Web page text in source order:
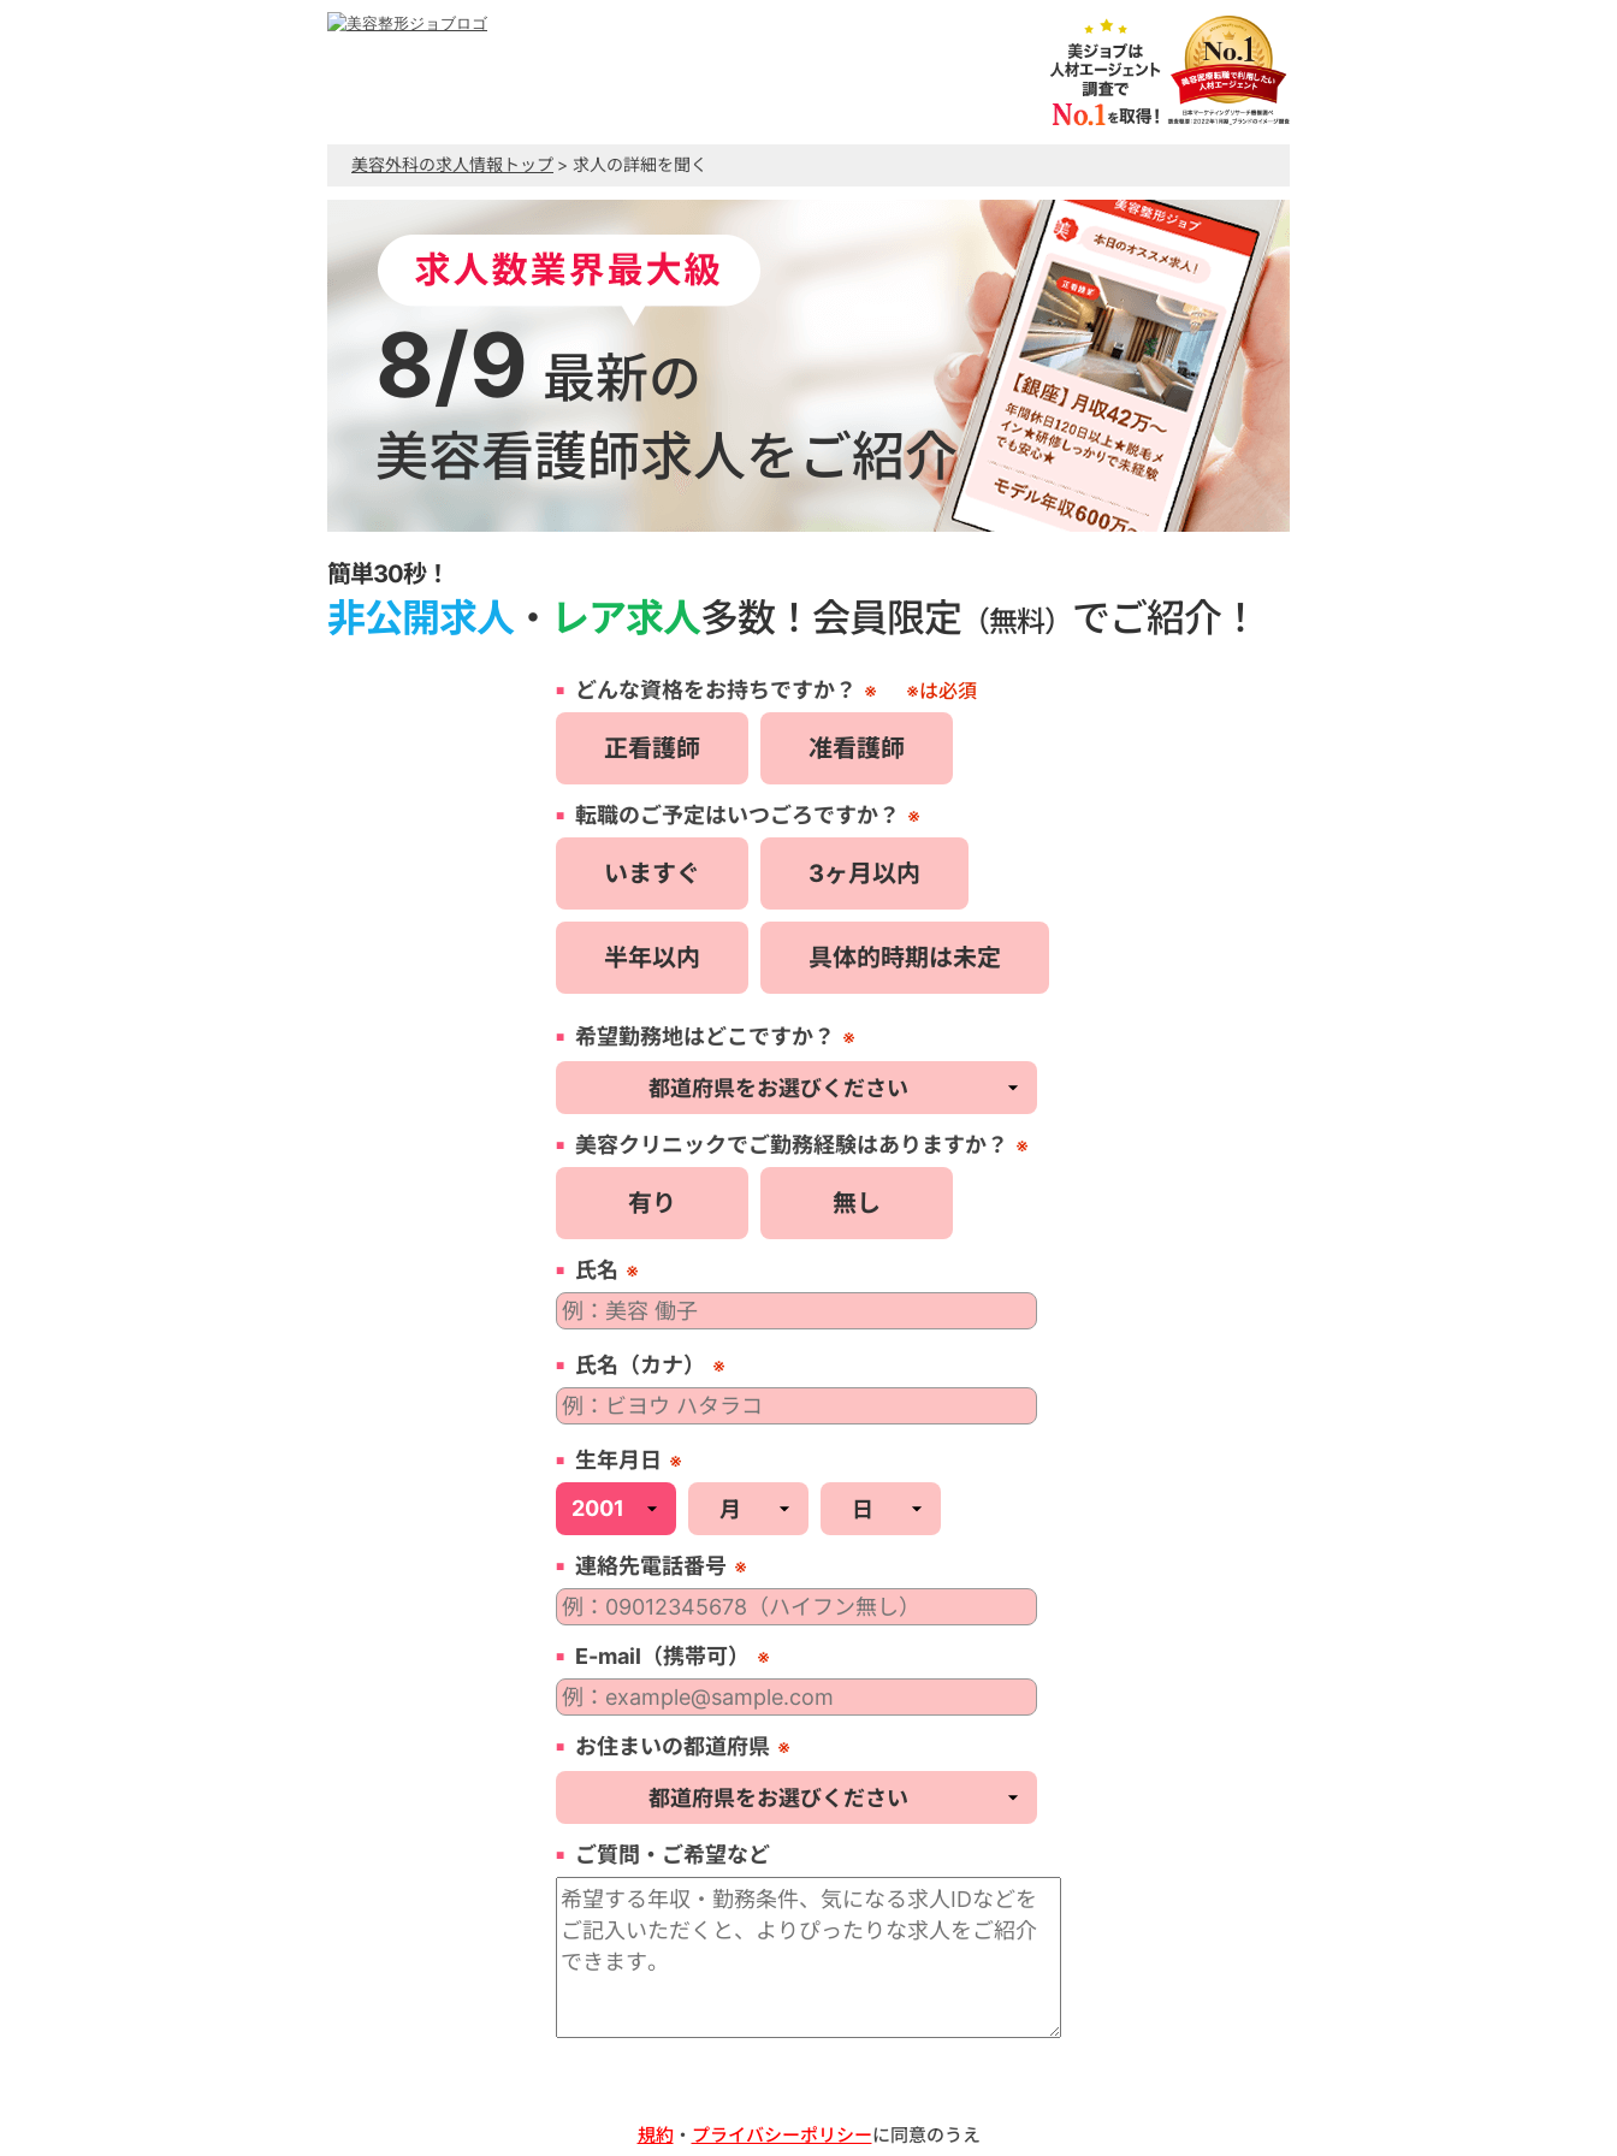
美容外科の求人情報トップ > 求人の詳細を聞く
8/9 最新の
美容看護師求人をご紹介
簡単30秒！
非公開求人・ レア求人多数！会員限定 （無料） でご紹介！
どんな資格をお持ちですか？ ※ ※は必須
正看護師 准看護師
転職のご予定はいつごろですか？ ※
いますぐ 3ヶ月以内
半年以内 具体的時期は未定
希望勤務地はどこですか？ ※
美容クリニックでご勤務経験はありますか？ ※
有り 無し
氏名 ※
氏名（カナ） ※
生年月日 ※
連絡先電話番号 ※
E-mail（携帯可） ※
お住まいの都道府県 ※
ご質問・ご希望など
規約・ プライバシーポリシーに同意のうえ